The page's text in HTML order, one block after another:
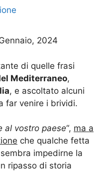
2024
di quelle frasi
Mediterraneo,
, e ascoltato alcuni
far venire i brividi.
al vostro paese“, ma a
che qualche fetta
impedirne la
ripasso di storia